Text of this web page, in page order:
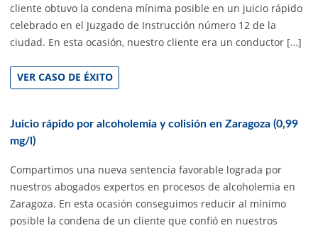
cliente obtuvo la condena mínima posible en un juicio rápido
celebrado en el Juzgado de Instrucción número 12 de la
ciudad. En esta ocasión, nuestro cliente era un conductor […]
VER CASO DE ÉXITO
Juicio rápido por alcoholemia y colisión en Zaragoza (0,99
mg/l)
Compartimos una nueva sentencia favorable lograda por
nuestros abogados expertos en procesos de alcoholemia en
Zaragoza. En esta ocasión conseguimos reducir al mínimo
posible la condena de un cliente que confió en nuestros